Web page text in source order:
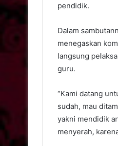
pendidik.
Dalam
menegaskan
langsung
guru.
“Kami datang
sudah, mau
yakni mendidik
menyerah,